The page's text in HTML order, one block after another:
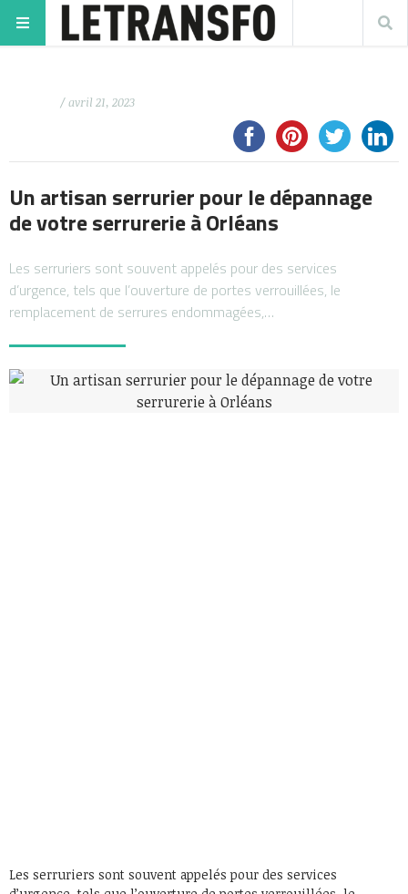
/ avril 21, 2023
Un artisan serrurier pour le dépannage
de votre serrurerie à Orléans
Les serruriers sont souvent appelés pour des services
d’urgence, tels que l’ouverture de portes verrouillées, le
remplacement de serrures endommagées,…
Les serruriers sont souvent appelés pour des services